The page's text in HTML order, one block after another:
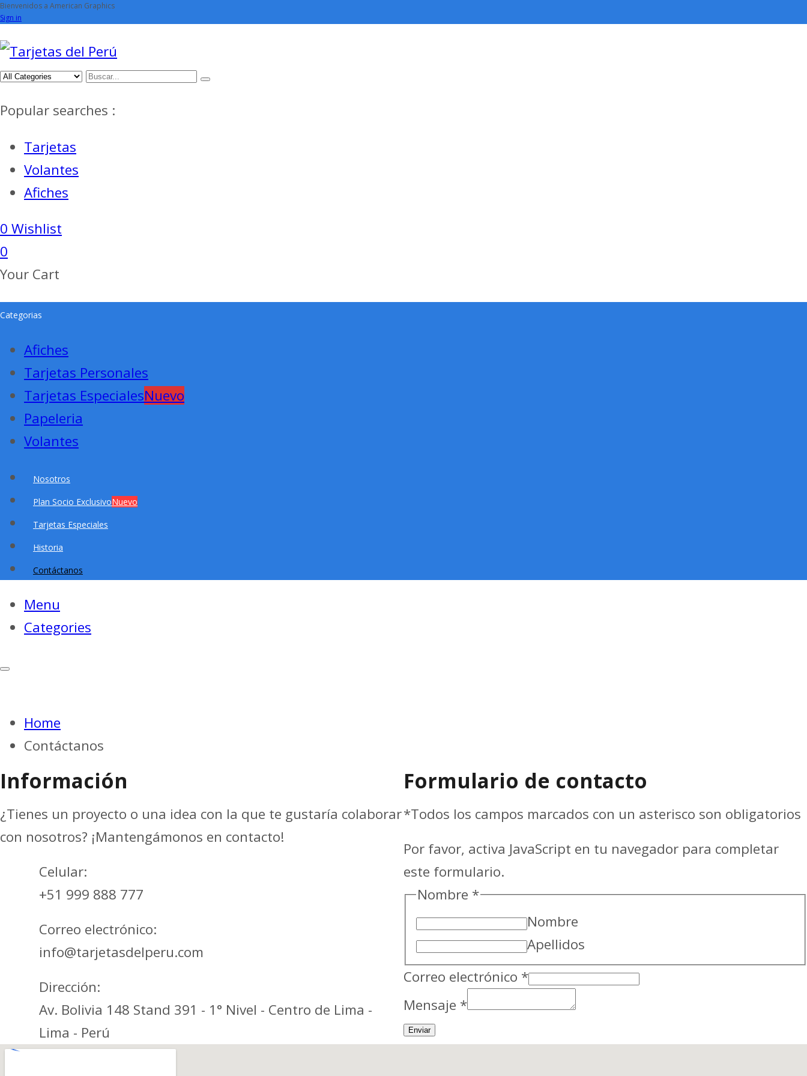
Bienvenidos a American Graphics
Sign in
Popular searches :
Tarjetas
Volantes
Afiches
0 Wishlist
0
Your Cart
Categorias
Afiches
Tarjetas Personales
Tarjetas EspecialesNuevo
Papeleria
Volantes
Nosotros
Plan Socio ExclusivoNuevo
Tarjetas Especiales
Historia
Contáctanos
Menu
Categories
Home
Contáctanos
Información
¿Tienes un proyecto o una idea con la que te gustaría colaborar
con nosotros? ¡Mantengámonos en contacto!
Celular:
+51 999 888 777
Correo electrónico:
info@tarjetasdelperu.com
Dirección:
Av. Bolivia 148 Stand 391 - 1° Nivel - Centro de Lima -
Lima - Perú
Formulario de contacto
*Todos los campos marcados con un asterisco son obligatorios
Por favor, activa JavaScript en tu navegador para completar
este formulario.
Nombre *
Nombre
Apellidos
Correo electrónico *
Mensaje *
Enviar